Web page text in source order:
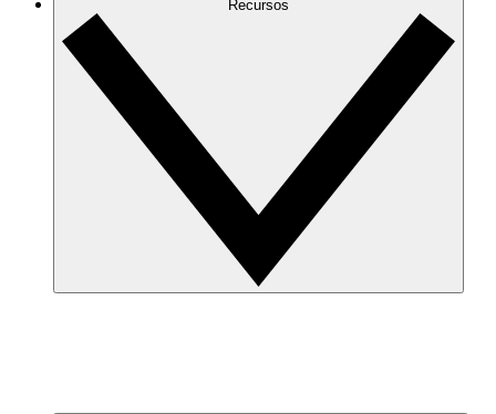
Recursos